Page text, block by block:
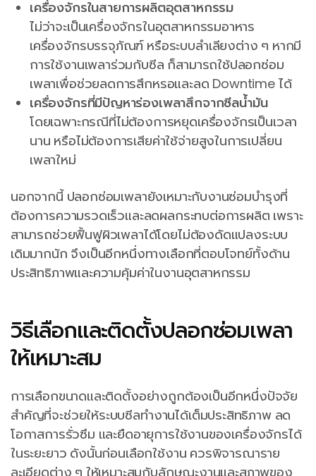
เครื่องจักรในสายการผลิตอุตสาหกรรม
ไม่ว่าจะเป็นเครื่องจักรในอุตสาหกรรมอาหาร
เครื่องจักรบรรจุภัณฑ์ หรือระบบลำเลียงต่าง ๆ หากมี
การใช้งานเพลาร่วมกับซีล ก็สามารถใช้ปลอกซ่อม
เพลาเพื่อช่วยลดการสึกหรอและลด Downtime ได้
เครื่องจักรที่มีปัญหาร่องเพลาสึกจากซีลน้ำมัน
โดยเฉพาะกรณีที่ไม่ต้องการหยุดเครื่องจักรเป็นเวลา
นาน หรือไม่ต้องการเสียค่าใช้จ่ายสูงในการเปลี่ยน
เพลาใหม่
นอกจากนี้ ปลอกซ่อมเพลายังเหมาะกับงานซ่อมบำรุงที่
ต้องการความรวดเร็วและลดผลกระทบต่อการผลิต เพราะ
สามารถช่วยฟื้นฟูผิวเพลาได้โดยไม่ต้องดัดแปลงระบบ
เดิมมากนัก จึงเป็นอีกหนึ่งทางเลือกที่ตอบโจทย์ทั้งด้าน
ประสิทธิภาพและความคุ้มค่าในงานอุตสาหกรรม
วิธีเลือกและติดตั้งปลอกซ่อมเพลา
ให้เหมาะสม
การเลือกขนาดและติดตั้งอย่างถูกต้องเป็นอีกหนึ่งปัจจัย
สำคัญที่จะช่วยให้ระบบซีลทำงานได้เต็มประสิทธิภาพ ลด
โอกาสการรั่วซึม และยืดอายุการใช้งานของเครื่องจักรได้
ในระยะยาว ดังนั้นก่อนเลือกใช้งาน ควรพิจารณาราย
ละเอียดต่าง ๆ ให้เหมาะสมกับลักษณะงานและสภาพของ